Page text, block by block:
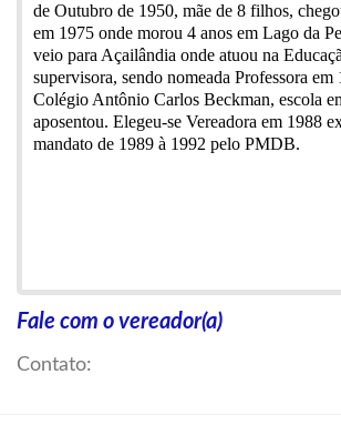
de Outubro de 1950, mãe de 8 filhos,
em 1975 onde morou 4 anos em Lago da
veio para Açailândia onde atuou na
supervisora, sendo nomeada Professora
Colégio Antônio Carlos Beckman, escola
aposentou. Elegeu-se Vereadora em 1988
mandato de 1989 à 1992 pelo PMDB.
Fale com o vereador(a)
Contato: